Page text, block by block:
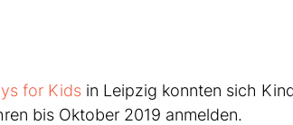
for Kids in Leipzig konnten sich
bis Oktober 2019 anmelden.